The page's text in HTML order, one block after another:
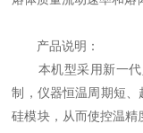
产品说明：
本机型采用新一代
制，仪器恒温周期短、
硅模块，从而使控温精